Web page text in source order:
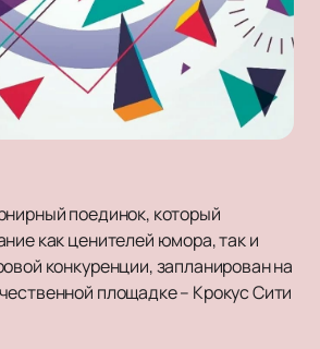
поединок, который
как ценителей юмора, так и
конкуренции, запланирован на
площадке – Крокус Сити